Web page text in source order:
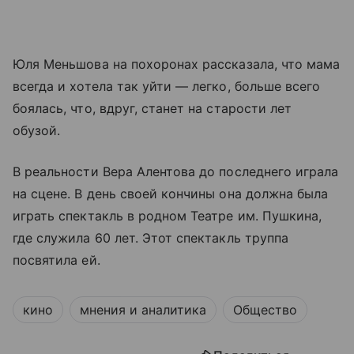
Юля Меньшова на похоронах рассказала, что мама
всегда и хотела так уйти — легко, больше всего
боялась, что, вдруг, станет на старости лет
обузой.
В реальности Вера Алентова до последнего играла
на сцене. В день своей кончины она должна была
играть спектакль в родном Театре им. Пушкина,
где служила 60 лет. Этот спектакль труппа
посвятила ей.
кино мнения и аналитика Общество